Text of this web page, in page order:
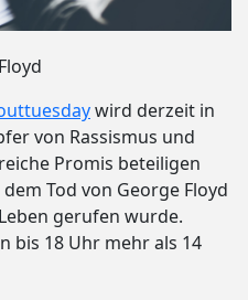
wird derzeit in
von Rassismus und
Promis beteiligen
Tod von George Floyd
gerufen wurde.
bis 18 Uhr mehr als 14